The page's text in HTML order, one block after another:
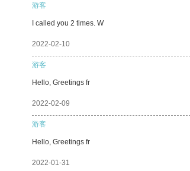
游客
I called you 2 times. W
2022-02-10
游客
Hello, Greetings fr
2022-02-09
游客
Hello, Greetings fr
2022-01-31